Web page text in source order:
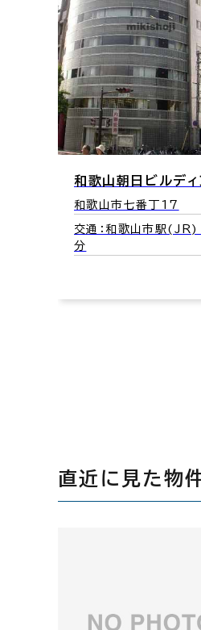
ＡＩＧ和歌山ビル
和歌山市北ノ新地1-25
交通：和歌山駅(JR) ヴ
ボ地下口 9分
直近に見た物